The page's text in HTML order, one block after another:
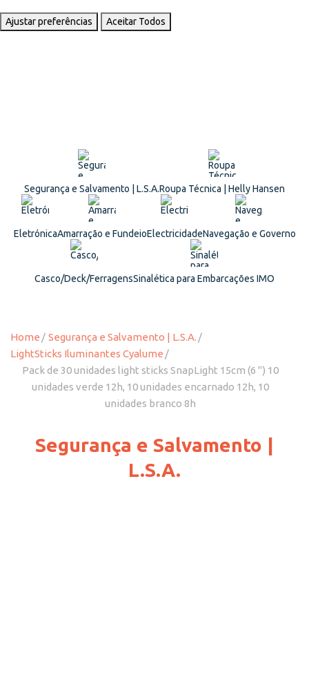
Ajustar preferências Aceitar Todos
Segurança e Salvamento | L.S.A.Roupa Técnica | Helly Hansen
EletrónicaAmarração e FundeioElectricidadeNavegação e Governo
Casco/Deck/FerragensSinalética para Embarcações IMO
Home
Segurança e Salvamento | L.S.A.
LightSticks Iluminantes Cyalume
Pack de 30 unidades light sticks SnapLight 15cm (6 '') 10
unidades verde 12h, 10 unidades encarnado 12h, 10
unidades branco 8h
Segurança e Salvamento |
L.S.A.